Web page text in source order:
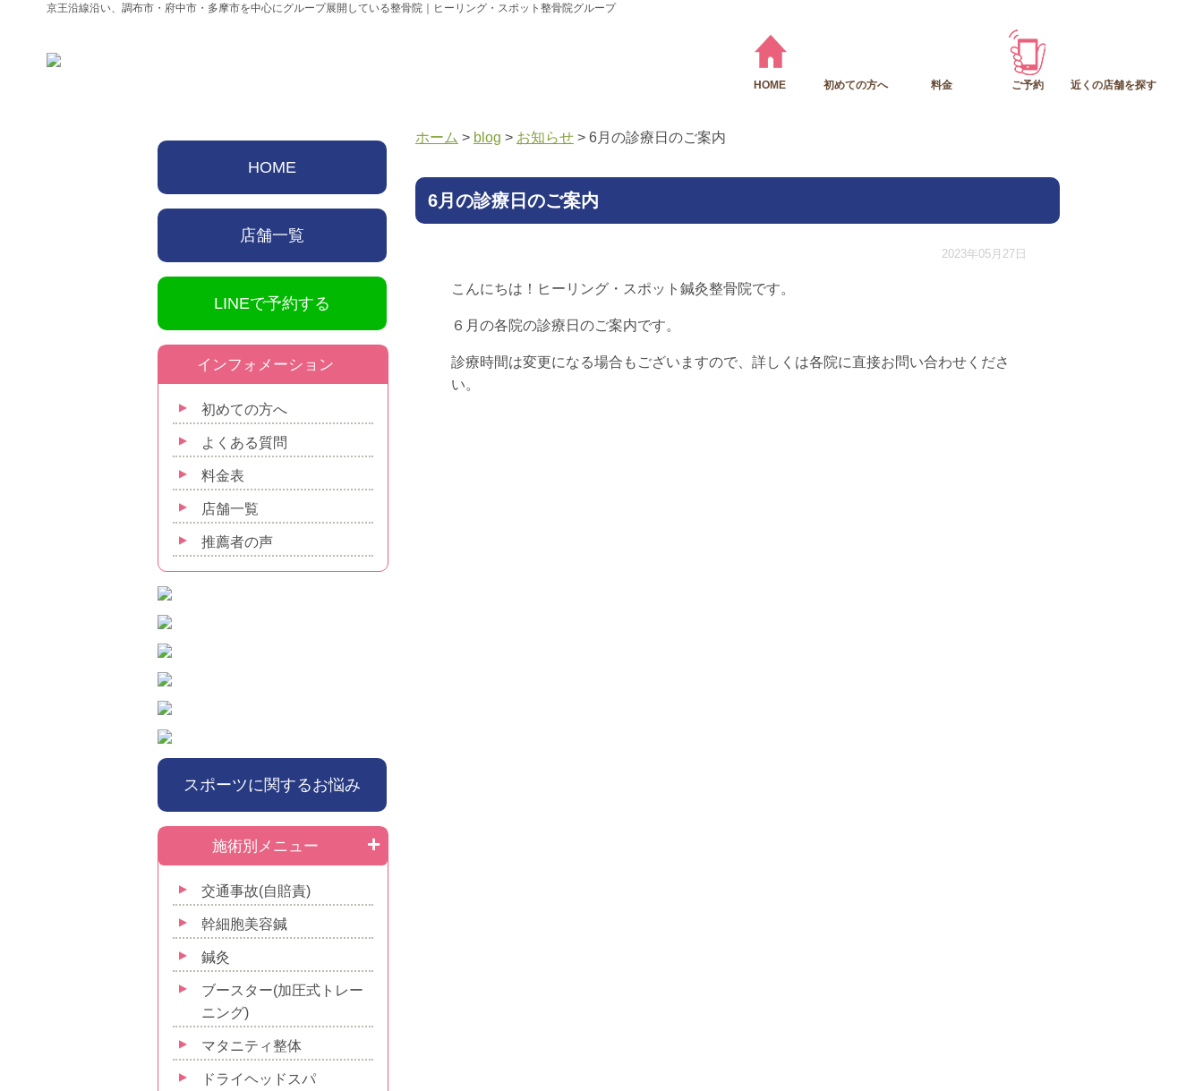
京王沿線沿い、調布市・府中市・多摩市を中心にグループ展開している整骨院｜ヒーリング・スポット整骨院グループ
HOME 初めての方へ 料金 ご予約 近くの店舗を探す
ホーム > blog > お知らせ > 6月の診療日のご案内
6月の診療日のご案内
2023年05月27日
こんにちは！ヒーリング・スポット鍼灸整骨院です。
６月の各院の診療日のご案内です。
診療時間は変更になる場合もございますので、詳しくは各院に直接お問い合わせくださ
い。
HOME
店舗一覧
LINEで予約する
インフォメーション
初めての方へ
よくある質問
料金表
店舗一覧
推薦者の声
スポーツに関するお悩み
施術別メニュー
交通事故(自賠責)
幹細胞美容鍼
鍼灸
ブースター(加圧式トレー
ニング)
マタニティ整体
ドライヘッドスパ